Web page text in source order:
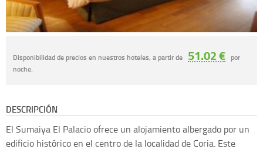
Disponibilidad de precios en nuestros hoteles, a partir de 51.02 € por
noche.
DESCRIPCIÓN
El Sumaiya El Palacio ofrece un alojamiento albergado por un
edificio histórico en el centro de la localidad de Coria. Este